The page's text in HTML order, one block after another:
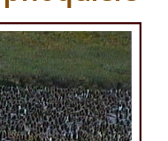
vieille
ville »